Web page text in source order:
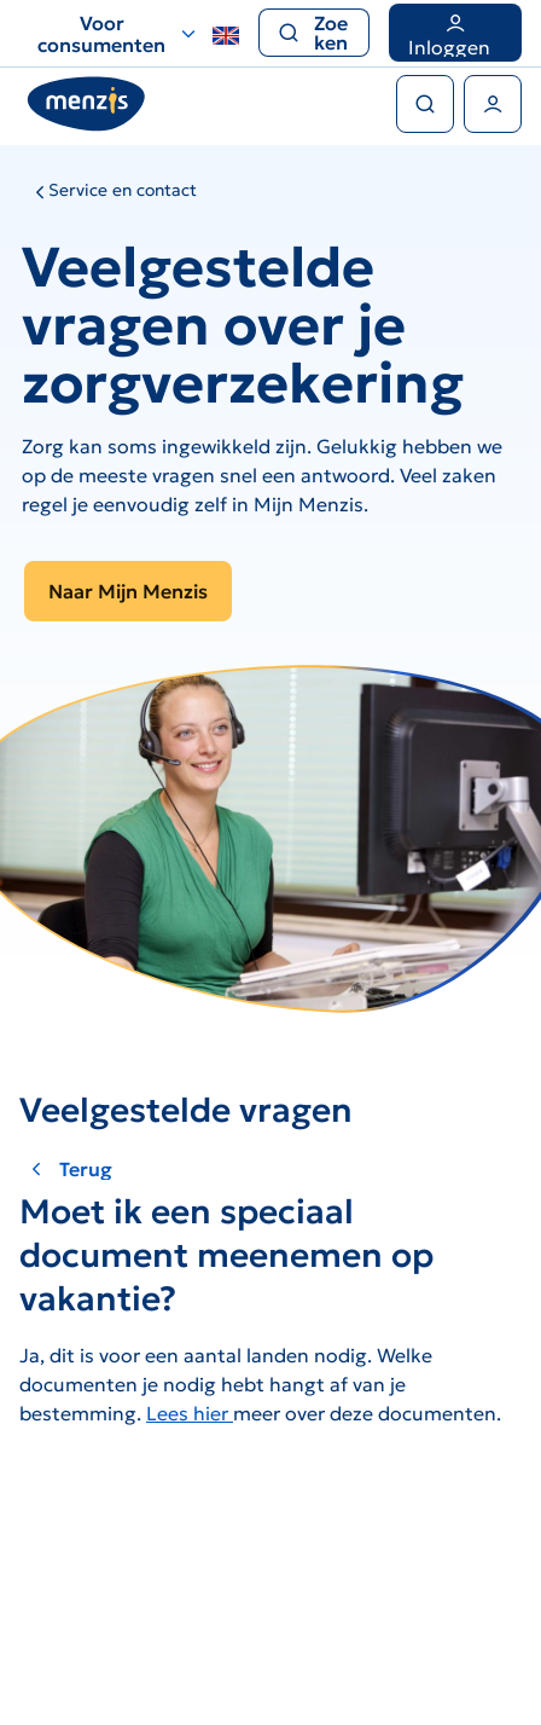
voor
snelle
navigatie
Voor
consumenten
Zoe
ken
Inloggen
Service en contact
Veelgestelde
vragen over je
zorgverzekering
Zorg kan soms ingewikkeld zijn. Gelukkig hebben we
op de meeste vragen snel een antwoord. Veel zaken
regel je eenvoudig zelf in Mijn Menzis.
Naar Mijn Menzis
Veelgestelde vragen
Terug
Moet ik een speciaal
document meenemen op
vakantie?
Ja, dit is voor een aantal landen nodig. Welke
documenten je nodig hebt hangt af van je
bestemming. Lees hier meer over deze documenten.